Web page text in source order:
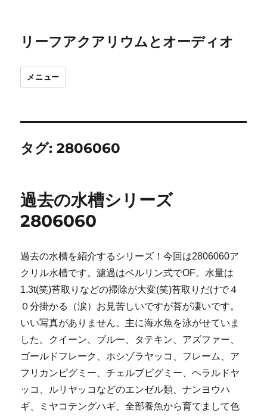
リーフアクアリウムとオーディオ
メニュー
タグ:2806060
過去の水槽シリーズ
2806060
過去の水槽を紹介するシリーズ！今回は2806060ア
クリル水槽です。濾過はベルリン式でOF。水量は
1.3t(笑)苔取りなどの掃除が大変(笑)苔取りだけで４
０分掛かる（涙）お見苦しいですが苔が凄いです。
いい写真がありません。主に海水魚を泳がせていま
した。クイーン、ブルー、タテキン、アズファー、
ゴールドフレーク、ホシゾラヤッコ、フレーム、ア
フリカンピグミー、チェルブピグミー、ヘラルドヤ
ッコ、ルリヤッコなどのエンゼル類、ナンヨウハ
ギ、ミヤコテングハギ、全部養魚から育てまして色